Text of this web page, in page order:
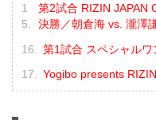
第2試合 RIZIN JAPAN
決勝／朝倉海 vs. 瀧澤
第1試合 スペシャル
Yogibo presents